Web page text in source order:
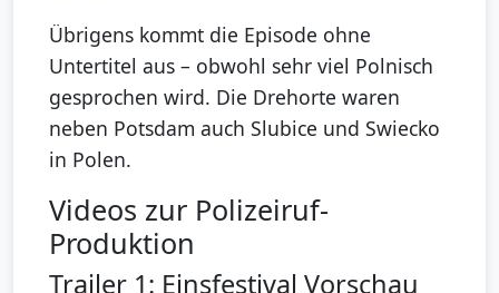
Übrigens kommt die Episode ohne
Untertitel aus – obwohl sehr viel Polnisch
gesprochen wird. Die Drehorte waren
neben Potsdam auch Slubice und Swiecko
in Polen.
Videos zur Polizeiruf-
Produktion
Trailer 1: Einsfestival Vorschau